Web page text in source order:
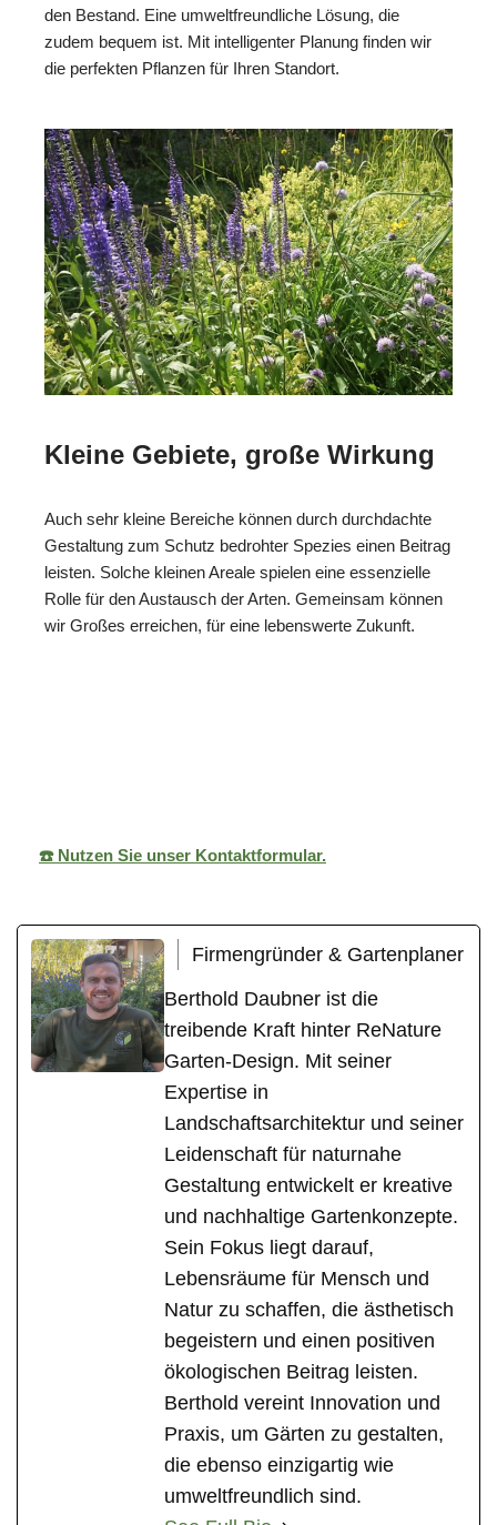
den Bestand. Eine umweltfreundliche Lösung, die
zudem bequem ist. Mit intelligenter Planung finden wir
die perfekten Pflanzen für Ihren Standort.
Kleine Gebiete, große Wirkung
Auch sehr kleine Bereiche können durch durchdachte
Gestaltung zum Schutz bedrohter Spezies einen Beitrag
leisten. Solche kleinen Areale spielen eine essenzielle
Rolle für den Austausch der Arten. Gemeinsam können
wir Großes erreichen, für eine lebenswerte Zukunft.
☎️ Nutzen Sie unser Kontaktformular.
Firmengründer & Gartenplaner
Berthold Daubner ist die
treibende Kraft hinter ReNature
Garten-Design. Mit seiner
Expertise in
Landschaftsarchitektur und seiner
Leidenschaft für naturnahe
Gestaltung entwickelt er kreative
und nachhaltige Gartenkonzepte.
Sein Fokus liegt darauf,
Lebensräume für Mensch und
Natur zu schaffen, die ästhetisch
begeistern und einen positiven
ökologischen Beitrag leisten.
Berthold vereint Innovation und
Praxis, um Gärten zu gestalten,
die ebenso einzigartig wie
umweltfreundlich sind.